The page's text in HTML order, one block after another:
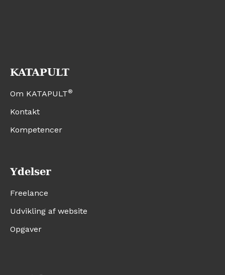
KATAPULT
Om KATAPULT®
Kontakt
Kompetencer
Ydelser
Freelance
Udvikling af website
Opgaver